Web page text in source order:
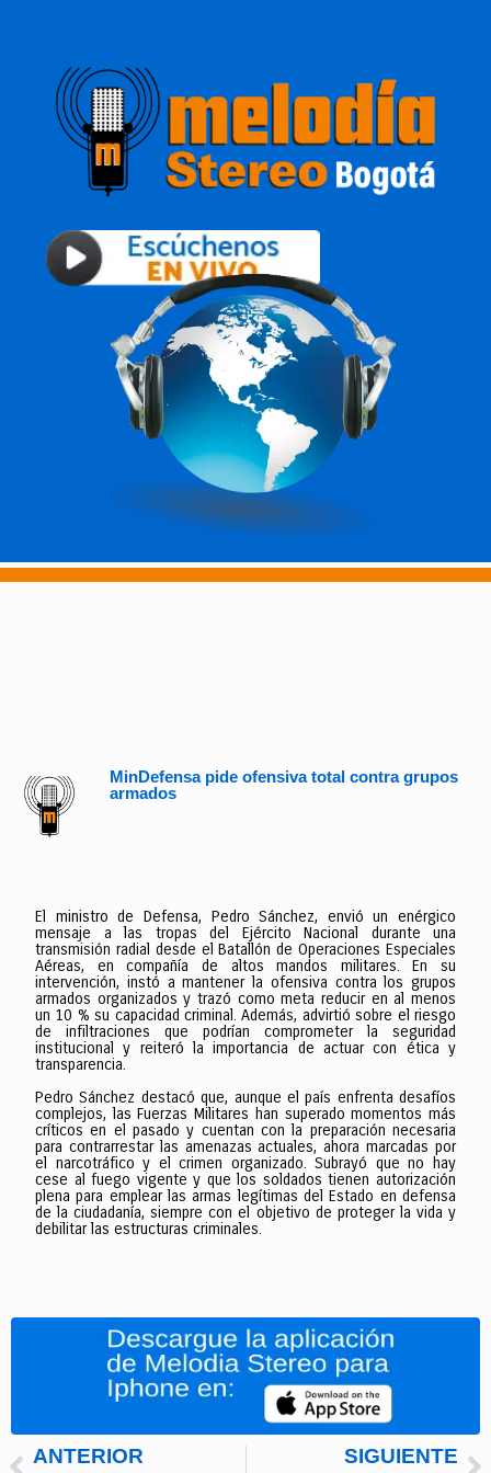
MinDefensa pide ofensiva total contra grupos
armados
El ministro de Defensa, Pedro Sánchez, envió un enérgico
mensaje a las tropas del Ejército Nacional durante una
transmisión radial desde el Batallón de Operaciones Especiales
Aéreas, en compañía de altos mandos militares. En su
intervención, instó a mantener la ofensiva contra los grupos
armados organizados y trazó como meta reducir en al menos
un 10 % su capacidad criminal. Además, advirtió sobre el riesgo
de infiltraciones que podrían comprometer la seguridad
institucional y reiteró la importancia de actuar con ética y
transparencia.
Pedro Sánchez destacó que, aunque el país enfrenta desafíos
complejos, las Fuerzas Militares han superado momentos más
críticos en el pasado y cuentan con la preparación necesaria
para contrarrestar las amenazas actuales, ahora marcadas por
el narcotráfico y el crimen organizado. Subrayó que no hay
cese al fuego vigente y que los soldados tienen autorización
plena para emplear las armas legítimas del Estado en defensa
de la ciudadanía, siempre con el objetivo de proteger la vida y
debilitar las estructuras criminales.
ANTERIOR SIGUIENTE